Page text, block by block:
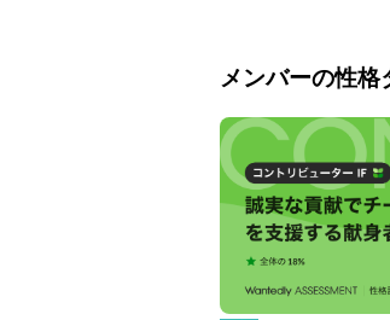
す。
▍《Mission/使命》
￣￣￣￣￣￣￣￣￣
《企業の「やりたい
Remindは、ヒトの
「泥クサいほど、
企業の「やりたい」
メンバーの性格